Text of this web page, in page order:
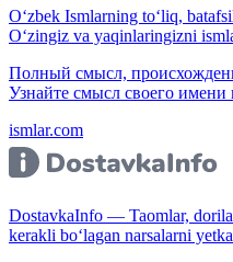
O‘zbek Ismlarning to‘liq,
O‘zingiz va yaqinlaringizni
Полный смысл,
Узнайте смысл своего
ismlar.com
DostavkaInfo — Taomlar,
kerakli bo‘lagan narsalarni